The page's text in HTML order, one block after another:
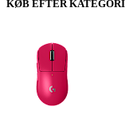
KØB EFTER KATEGORI